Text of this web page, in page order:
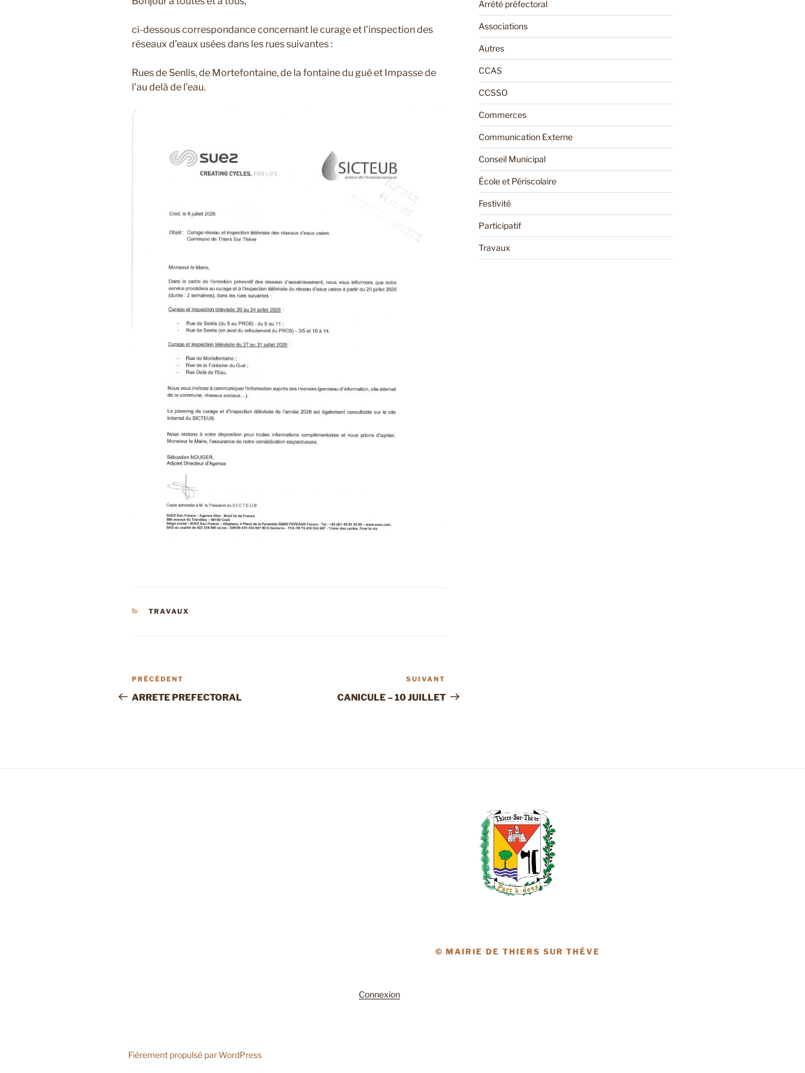
ci-dessous correspondance concernant le curage et l’inspection des
réseaux d’eaux usées dans les rues suivantes :
Rues de Senlis, de Mortefontaine, de la fontaine du gué et Impasse de
l’au delà de l’eau.
CATÉGORIES
TRAVAUX
Navigation
de
Article
précédent
PRÉCÉDENT
ARRETE PREFECTORAL
suivant
SUIVANT
CANICULE – 10 JUILLET
Arrêté préfectoral
Associations
Autres
CCAS
CCSSO
Commerces
Communication Externe
Conseil Municipal
École et Périscolaire
Festivité
Participatif
Travaux
© MAIRIE DE THIERS SUR THÈVE
Connexion
Fièrement propulsé par WordPress